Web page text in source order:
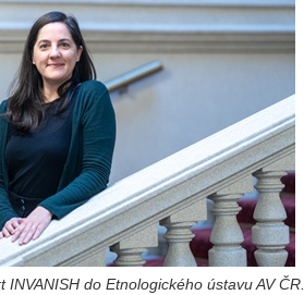
do Etnologického ústavu AV ČR.